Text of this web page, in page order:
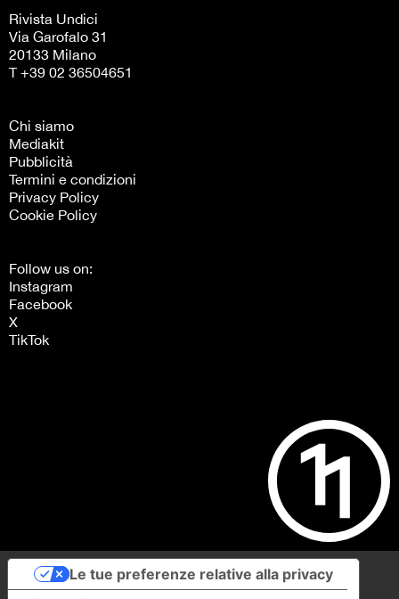
Rivista Undici
Via Garofalo 31
20133 Milano
T +39 02 36504651
Chi siamo
Mediakit
Pubblicità
Termini e condizioni
Privacy Policy
Cookie Policy
Follow us on:
Instagram
Facebook
X
TikTok
Le tue preferenze relative alla privacy